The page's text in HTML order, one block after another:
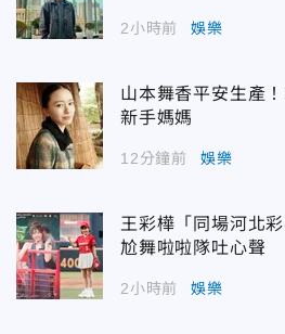
2小時前 娛樂
山本舞香平安生產
新手媽媽
12分鐘前 娛樂
王彩樺「同場河北
尬舞啦啦隊吐心聲
2小時前 娛樂